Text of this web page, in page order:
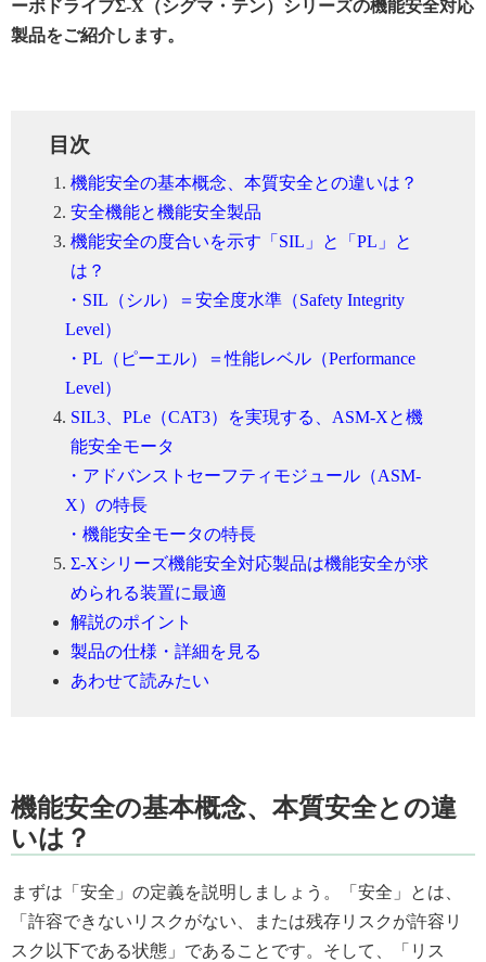
ーボドライブΣ-X（シグマ・テン）シリーズの機能安全対応
製品をご紹介します。
目次
機能安全の基本概念、本質安全との違いは？
安全機能と機能安全製品
機能安全の度合いを示す「SIL」と「PL」と
は？
・SIL（シル）＝安全度水準（Safety Integrity
Level）
・PL（ピーエル）＝性能レベル（Performance
Level）
SIL3、PLe（CAT3）を実現する、ASM-Xと機
能安全モータ
・アドバンストセーフティモジュール（ASM-
X）の特長
・機能安全モータの特長
Σ-Xシリーズ機能安全対応製品は機能安全が求
められる装置に最適
解説のポイント
製品の仕様・詳細を見る
あわせて読みたい
機能安全の基本概念、本質安全との違
いは？
まずは「安全」の定義を説明しましょう。「安全」とは、
「許容できないリスクがない、または残存リスクが許容リ
スク以下である状態」であることです。そして、「リス